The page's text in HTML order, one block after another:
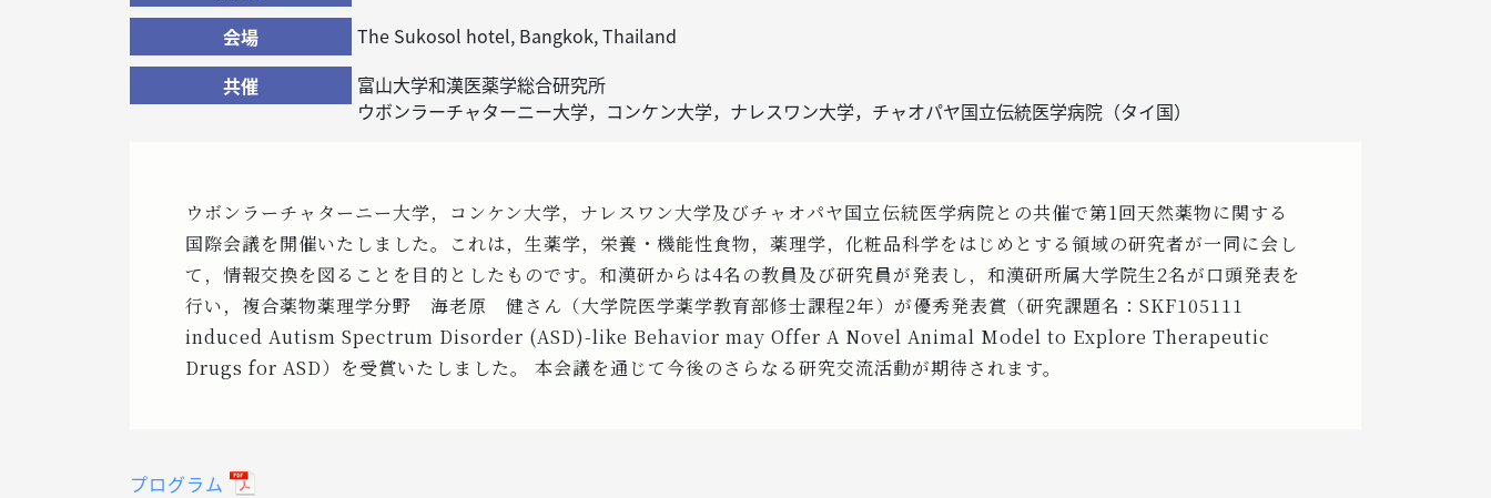
会場
The Sukosol hotel, Bangkok, Thailand
共催
富山大学和漢医薬学総合研究所
ウボンラーチャターニー大学，コンケン大学，ナレスワン大学，チャオパヤ国立伝統医学病院（タイ国）
ウボンラーチャターニー大学，コンケン大学，ナレスワン大学及びチャオパヤ国立伝統医学病院との共催で第1回天然薬物に関する
国際会議を開催いたしました。これは，生薬学，栄養・機能性食物，薬理学，化粧品科学をはじめとする領域の研究者が一同に会し
て，情報交換を図ることを目的としたものです。和漢研からは4名の教員及び研究員が発表し，和漢研所属大学院生2名が口頭発表を
行い，複合薬物薬理学分野 海老原 健さん（大学院医学薬学教育部修士課程2年）が優秀発表賞（研究課題名：SKF105111
induced Autism Spectrum Disorder (ASD)-like Behavior may Offer A Novel Animal Model to Explore Therapeutic
Drugs for ASD）を受賞いたしました。 本会議を通じて今後のさらなる研究交流活動が期待されます。
プログラム